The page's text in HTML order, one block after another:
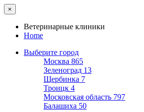
×
Ветеринарные клиники
Home
Выберите город
Москва 865
Зеленоград 13
Щербинка 7
Троицк 4
Московская область 797
Балашиха 50